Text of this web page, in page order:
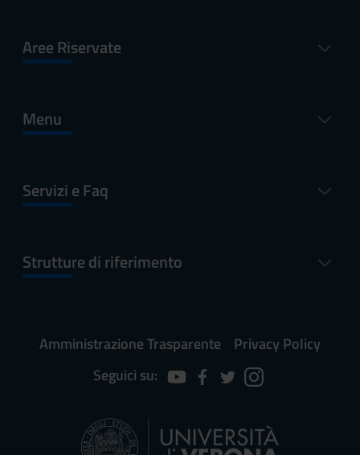
Aree Riservate
Menu
Servizi e Faq
Strutture di riferimento
Amministrazione Trasparente
Privacy Policy
Seguici su: